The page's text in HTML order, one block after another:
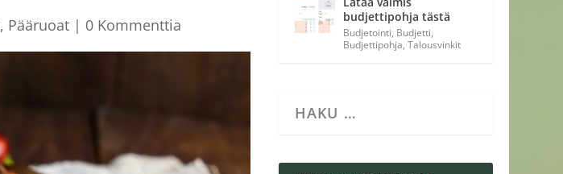
, Pääruoat| 0 Kommenttia
budjettipohja tästä
Budjetointi, Budjetti,
Budjettipohja, Talousvinkit